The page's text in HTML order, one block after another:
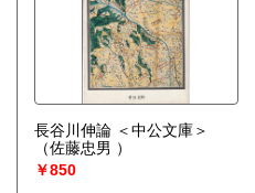
長谷川伸論 ＜中公文庫＞
（佐藤忠男 ）
￥850